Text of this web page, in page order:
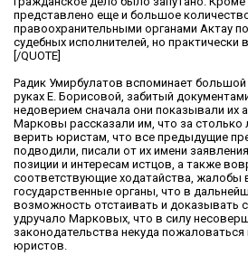
представлено еще и большое
правоохранительными органами Актау
судебных исполнителей, но практически
[/QUOTE]
Радик Умирбулатов вспоминает
руках Е. Борисовой, забитый
недоверием сначала они показывали их
Марковы рассказали им, что за столько
верить юристам, что все предыдущие
подводили, писали от их имени
позиции и интересам истцов, а также
соответствующие ходатайства, жалобы
государственные органы, что в
возможность отстаивать и доказывать
удручало Марковых, что в силу
законодательства некуда пожаловаться
юристов.